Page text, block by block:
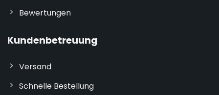
Bewertungen
Kundenbetreuung
Versand
Schnelle Bestellung